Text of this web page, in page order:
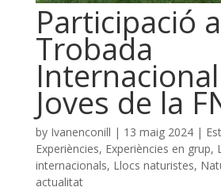
Participació
Trobada
Joves de la
by Ivanenconill | 13 maig 2024|
Experiències, Experiències en grup,
internacionals, Llocs naturistes,
actualitat